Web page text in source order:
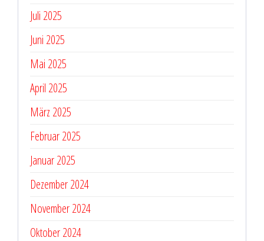
Juli 2025
Juni 2025
Mai 2025
April 2025
März 2025
Februar 2025
Januar 2025
Dezember 2024
November 2024
Oktober 2024